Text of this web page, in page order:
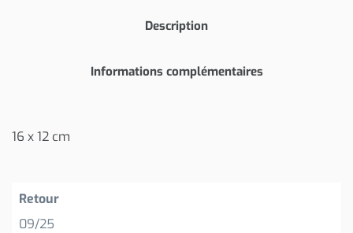
Description
Informations complémentaires
16 x 12 cm
Retour
09/25